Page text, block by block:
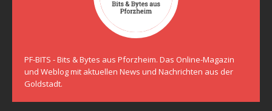
PF-BITS - Bits & Bytes aus Pforzheim. Das Online-Magazin
und Weblog mit aktuellen News und Nachrichten aus der
Goldstadt.